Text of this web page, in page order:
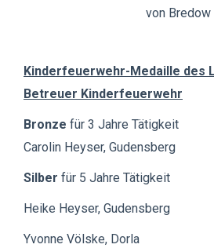
von Bredow
Kinderfeuerwehr-Medaille des
Betreuer Kinderfeuerwehr
Bronze für 3 Jahre Tätigkeit
Carolin Heyser, Gudensberg
Silber für 5 Jahre Tätigkeit
Heike Heyser, Gudensberg
Yvonne Völske, Dorla